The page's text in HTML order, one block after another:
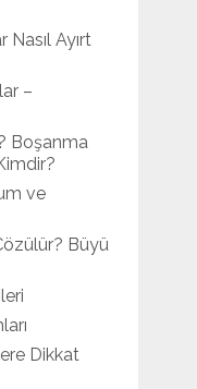
Ayırt
–
Boşanma
ve
Büyü
Dikkat